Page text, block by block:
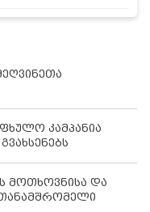
კამპანია
მოთხოვნისა და
თანამშრომელი